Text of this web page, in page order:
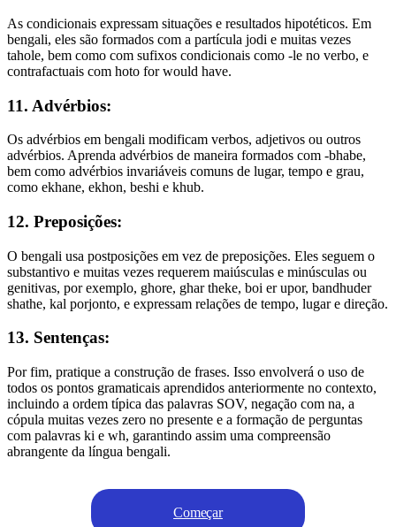
As condicionais expressam situações e resultados hipotéticos. Em
bengali, eles são formados com a partícula jodi e muitas vezes
tahole, bem como com sufixos condicionais como -le no verbo, e
contrafactuais com hoto for would have.
11. Advérbios:
Os advérbios em bengali modificam verbos, adjetivos ou outros
advérbios. Aprenda advérbios de maneira formados com -bhabe,
bem como advérbios invariáveis comuns de lugar, tempo e grau,
como ekhane, ekhon, beshi e khub.
12. Preposições:
O bengali usa postposições em vez de preposições. Eles seguem o
substantivo e muitas vezes requerem maiúsculas e minúsculas ou
genitivas, por exemplo, ghore, ghar theke, boi er upor, bandhuder
shathe, kal porjonto, e expressam relações de tempo, lugar e direção.
13. Sentenças:
Por fim, pratique a construção de frases. Isso envolverá o uso de
todos os pontos gramaticais aprendidos anteriormente no contexto,
incluindo a ordem típica das palavras SOV, negação com na, a
cópula muitas vezes zero no presente e a formação de perguntas
com palavras ki e wh, garantindo assim uma compreensão
abrangente da língua bengali.
Começar